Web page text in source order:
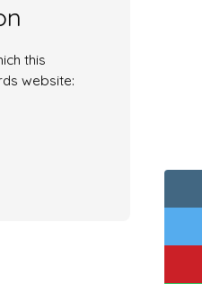
this
website: